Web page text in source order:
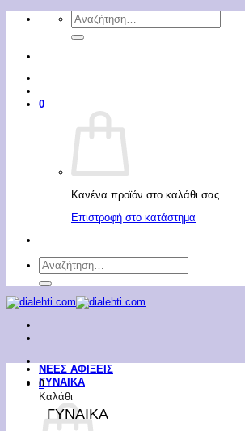
Μετάβαση
Αναζήτηση
για:
0
Κανένα προϊόν στο καλάθι σας.
Επιστροφή στο κατάστημα
Αναζήτηση
για:
0
Καλάθι
ΝΕΕΣ ΑΦΙΞΕΙΣ
ΓΥΝΑΙΚΑ
ΓΥΝΑΙΚΑ